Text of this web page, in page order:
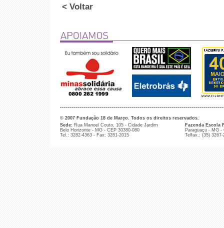
< Voltar
© 2007 Fundação 18 de Março. Todos os direitos reservados.
Sede: Rua Manoel Couto, 105 - Cidade Jardim
Belo Horizonte - MG - CEP 30380-080
Tel.: 3282-4363 - Fax: 3281-2015
Fazenda Escola
Paraguaçu - MG -
Telfax.: (35) 3267-